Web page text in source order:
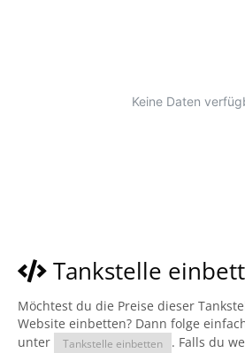
Tankstelle
Möchtest du die Preise dieser
Website einbetten? Dann folge
unter
Tankstelle einbetten
. Falls du